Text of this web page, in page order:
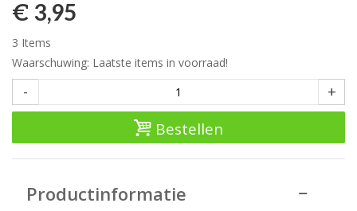
€ 3,95
3 Items
Waarschuwing: Laatste items in voorraad!
- +
Bestellen
Productinformatie